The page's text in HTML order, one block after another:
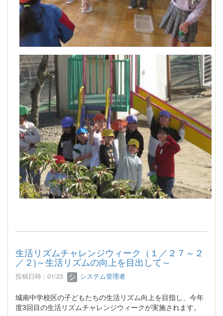
生活リズムチャレンジウィーク（１／２７～２
／２)～生活リズムの向上を目出して～
投稿日時 : 01/23 システム管理者
城南中学校区の子どもたちの生活リズム向上を目指し、今年
度3回目の生活リズムチャレンジウィークが実施されます。